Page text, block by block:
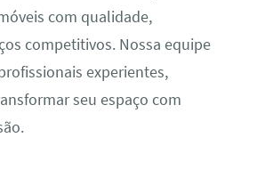
com qualidade,
competitivos. Nossa equipe
experientes,
seu espaço com